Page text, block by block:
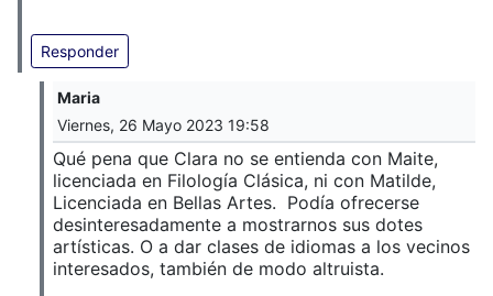
Responder
Maria
Viernes, 26 Mayo 2023 19:58
Qué pena que Clara no se entienda con Maite,
licenciada en Filología Clásica, ni con Matilde,
Licenciada en Bellas Artes. Podía ofrecerse
desinteresadamente a mostrarnos sus dotes
artísticas. O a dar clases de idiomas a los vecinos
interesados, también de modo altruista.